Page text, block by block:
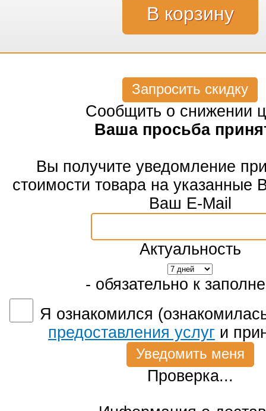
Запросить скидку
Сообщить о снижении
Ваша просьба
Вы получите уведомление
стоимости товара на указанные
Ваш E-Mail
Актуальность
- обязательно к
Я ознакомился
предоставления услуг и
Проверка...